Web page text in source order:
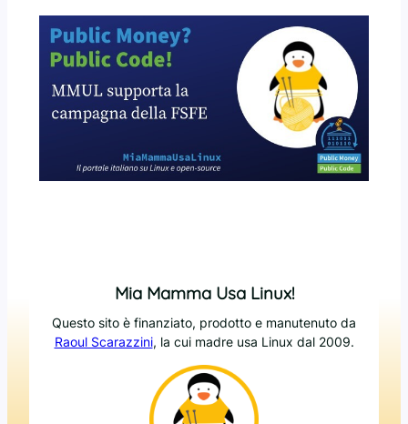
Mia Mamma Usa Linux!
Questo sito è finanziato, prodotto e manutenuto da
Raoul Scarazzini, la cui madre usa Linux dal 2009.